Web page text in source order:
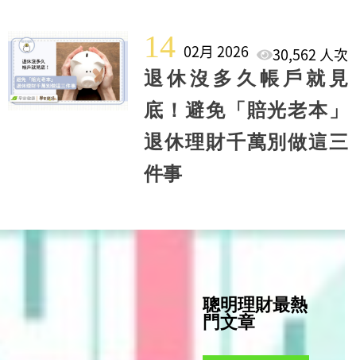
14 02月 2026
30,562 人次
退休沒多久帳戶就見
底！避免「賠光老本」
退休理財千萬別做這三
件事
聰明理財最熱
門文章